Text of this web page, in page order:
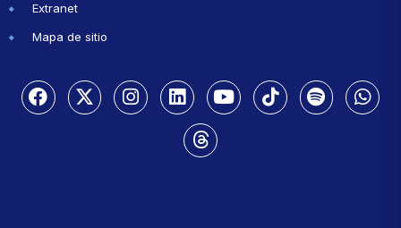
Extranet
Mapa de sitio